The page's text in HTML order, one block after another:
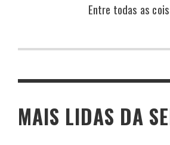
Entre todas as
MAIS LIDAS DA